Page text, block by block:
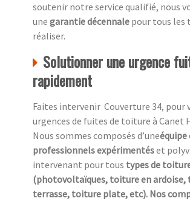
soutenir notre service qualifié, nous
une garantie décennale pour tous les
réaliser.
Solutionner une urgence
rapidement
Faites intervenir Couverture 34, pour
urgences de fuites de toiture à Canet
Nous sommes composés d’uneéquipe
professionnels expérimentéset
intervenant pour tous types de
(photovoltaïques, toiture en
terrasse, toiture plate, etc). Nos